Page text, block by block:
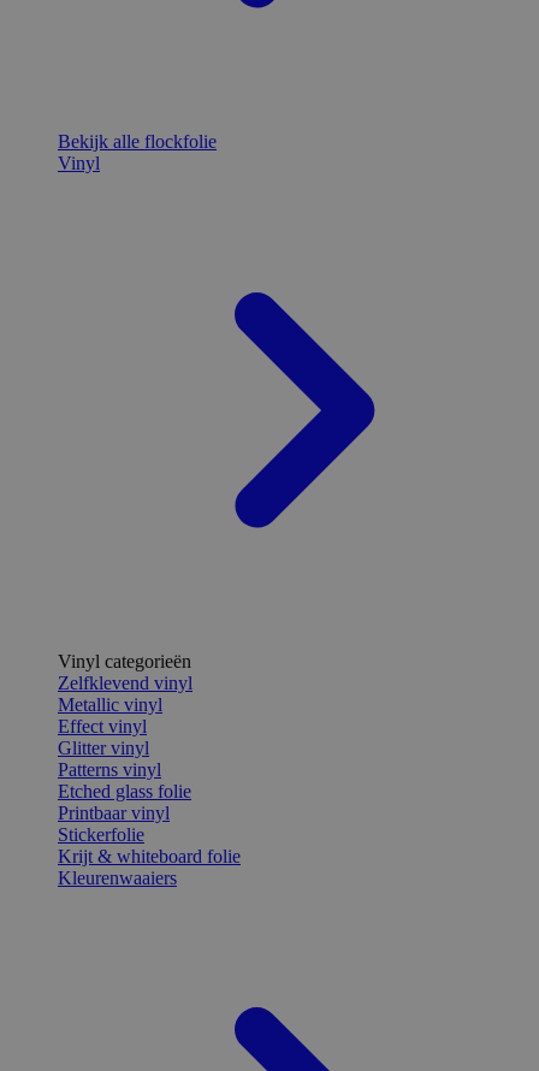
Bekijk alle flockfolie
Vinyl
Vinyl categorieën
Zelfklevend vinyl
Metallic vinyl
Effect vinyl
Glitter vinyl
Patterns vinyl
Etched glass folie
Printbaar vinyl
Stickerfolie
Krijt & whiteboard folie
Kleurenwaaiers